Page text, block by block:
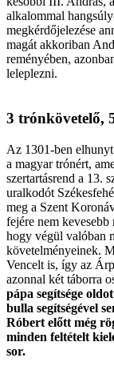
alkalommal
megkérdőjelezése
magát akkoriban
reményében,
leleplezni.
3 trónkövetelő,
Az 1301-ben
a magyar trónért,
szertartásrend a 13.
uralkodót
meg a Szent
fejére nem
hogy végül valóban
követelményeinek.
Vencelt is, így az
azonnal két táborra
pápa segítsége
bulla segítségével
Róbert előtt még
minden feltételt
sor.